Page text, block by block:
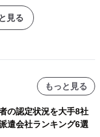
見る
もっと見る
の認定状況を大手8社
遣会社ランキング6選